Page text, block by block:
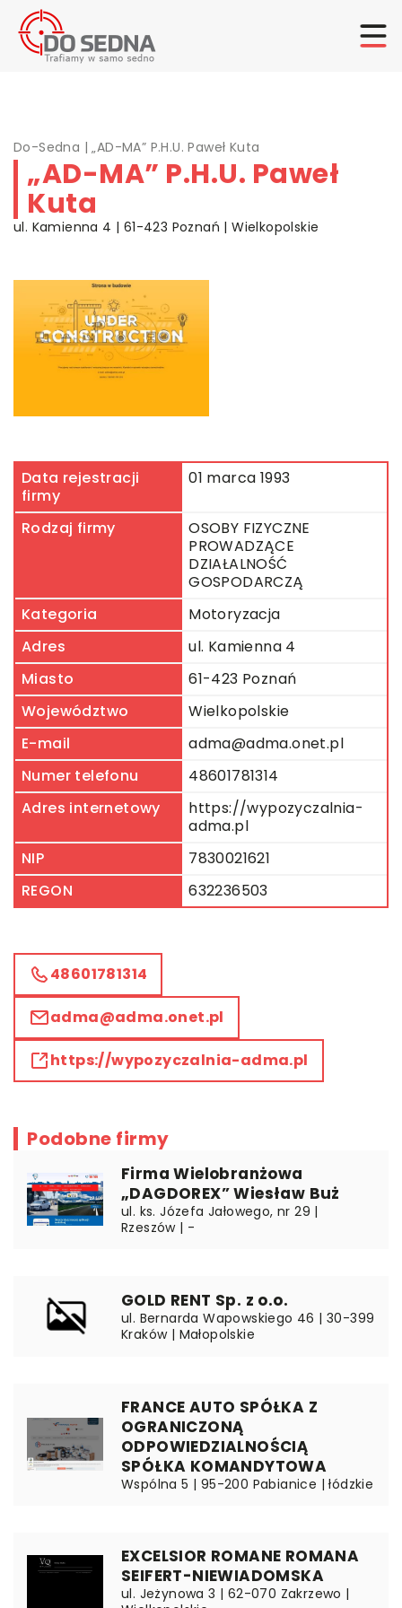
Do-Sedna |„AD-MA” P.H.U. Paweł Kuta
„AD-MA” P.H.U. Paweł
Kuta
ul. Kamienna 4 | 61-423 Poznań | Wielkopolskie
Data rejestracji
firmy
01 marca 1993
Rodzaj firmy
OSOBY FIZYCZNE
PROWADZĄCE
DZIAŁALNOŚĆ
GOSPODARCZĄ
Kategoria
Motoryzacja
Adres
ul. Kamienna 4
Miasto
61-423 Poznań
Województwo
Wielkopolskie
E-mail
adma@adma.onet.pl
Numer telefonu
48601781314
Adres internetowy
https://wypozyczalnia-
adma.pl
NIP
7830021621
REGON
632236503
48601781314
adma@adma.onet.pl
https://wypozyczalnia-adma.pl
Podobne firmy
Firma Wielobranżowa
„DAGDOREX” Wiesław Buż
ul. ks. Józefa Jałowego, nr 29 |
Rzeszów | -
GOLD RENT Sp. z o.o.
ul. Bernarda Wapowskiego 46 | 30-399
Kraków | Małopolskie
FRANCE AUTO SPÓŁKA Z
OGRANICZONĄ
ODPOWIEDZIALNOŚCIĄ
SPÓŁKA KOMANDYTOWA
Wspólna 5 | 95-200 Pabianice | łódzkie
EXCELSIOR ROMANE ROMANA
SEIFERT-NIEWIADOMSKA
ul. Jeżynowa 3 | 62-070 Zakrzewo |